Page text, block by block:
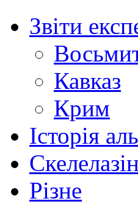
Звіти
Кавказ
Крим
Історія
Різне